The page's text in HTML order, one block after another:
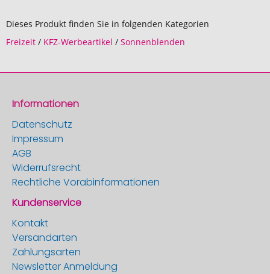
Dieses Produkt finden Sie in folgenden Kategorien
Freizeit / KFZ-Werbeartikel / Sonnenblenden
Informationen
Datenschutz
Impressum
AGB
Widerrufsrecht
Rechtliche Vorabinformationen
Kundenservice
Kontakt
Versandarten
Zahlungsarten
Newsletter Anmeldung